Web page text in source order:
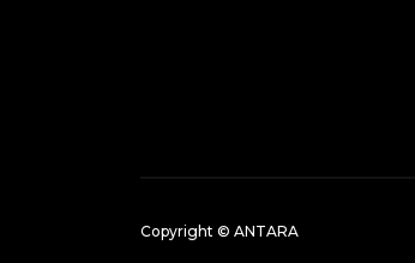
Copyright © ANTARA